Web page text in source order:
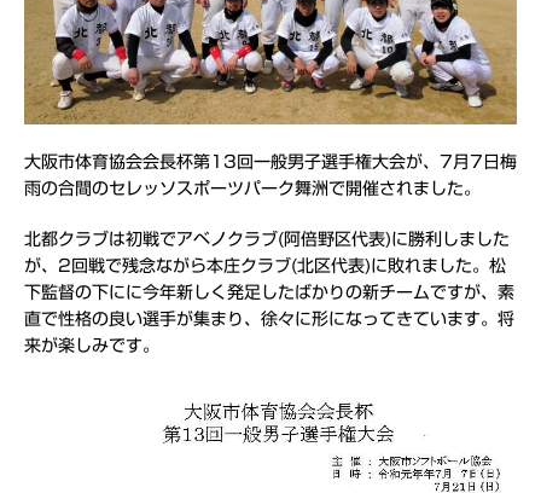
大阪市体育協会会長杯第13回一般男子選手権大会が、7月7日梅
雨の合間のセレッソスポーツパーク舞洲で開催されました。
北都クラブは初戦でアベノクラブ(阿倍野区代表)に勝利しました
が、2回戦で残念ながら本庄クラブ(北区代表)に敗れました。松
下監督の下にに今年新しく発足したばかりの新チームですが、素
直で性格の良い選手が集まり、徐々に形になってきています。将
来が楽しみです。